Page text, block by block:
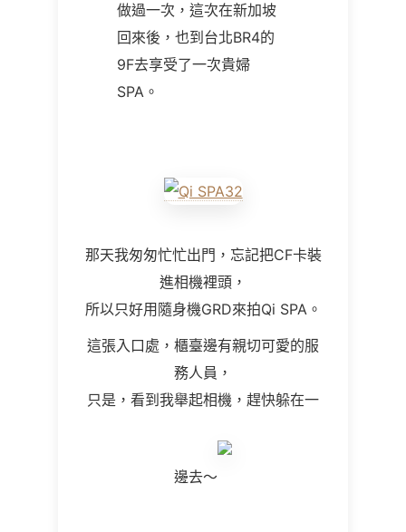
做過一次，這次在新加坡
回來後，也到台北BR4的
9F去享受了一次貴婦
SPA。
那天我匆匆忙忙出門，忘記把CF卡裝
進相機裡頭，
所以只好用隨身機GRD來拍Qi SPA。
這張入口處，櫃臺邊有親切可愛的服
務人員，
只是，看到我舉起相機，趕快躲在一
邊去～